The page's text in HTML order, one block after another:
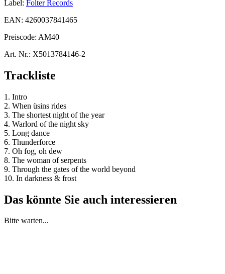
Label: Folter Records
EAN: 4260037841465
Preiscode: AM40
Art. Nr.: X5013784146-2
Trackliste
1. Intro
2. When üsins rides
3. The shortest night of the year
4. Warlord of the night sky
5. Long dance
6. Thunderforce
7. Oh fog, oh dew
8. The woman of serpents
9. Through the gates of the world beyond
10. In darkness & frost
Das könnte Sie auch interessieren
Bitte warten...